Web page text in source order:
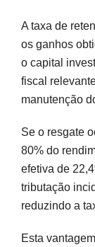
A taxa de
os ganhos
o capital
fiscal
manutenção
Se o resgate
80% do
efetiva de
tributação
reduzindo a
Esta